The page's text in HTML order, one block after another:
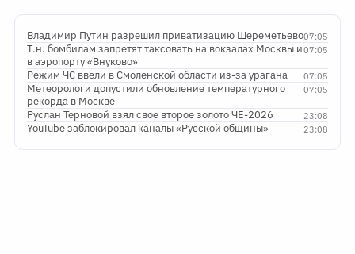
07:05
Владимир Путин разрешил приватизацию Шереметьево
07:05
Т.н. бомбилам запретят таксовать на вокзалах Москвы и
в аэропорту «Внуково»
07:05
Режим ЧС ввели в Смоленской области из-за урагана
07:05
Метеорологи допустили обновление температурного
рекорда в Москве
23:08
Руслан Терновой взял свое второе золото ЧЕ-2026
23:08
YouTube заблокировал каналы «Русской общины»